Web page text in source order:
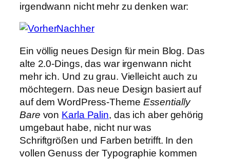
irgendwann nicht mehr zu denken war:
Ein völlig neues Design für mein Blog. Das
alte 2.0-Dings, das war irgenwann nicht
mehr ich. Und zu grau. Vielleicht auch zu
möchtegern. Das neue Design basiert auf
auf dem WordPress-Theme Essentially
Bare von Karla Palin, das ich aber gehörig
umgebaut habe, nicht nur was
Schriftgrößen und Farben betrifft. In den
vollen Genuss der Typographie kommen